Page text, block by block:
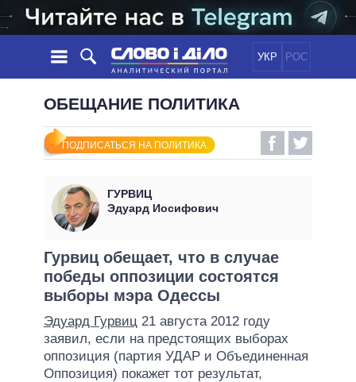
УКР РОС
НОВОСТИ
ЛЕНТА
СОБЫТИЯ
СТАТЬИ
МНЕНИЯ
ОБЗОРЫ
ДАЙДЖЕСТЫ
ПОЛИТИКА
ЭКОНОМИКА
МИР
ОБЕЩАНИЯ
ВСЕ ПОЛИТИКИ
ПРЕЗИДЕНТ И ОФИС
ВЕРХОВНАЯ РАДА
КАБИНЕТ МИНИСТРОВ
ГЛАВЫ ОБЛАДМИНИСТРАЦИЙ
МЭРЫ
ВСЕ ПЕРСОНЫ
ИНФОГРАФИКА
ПОДДЕРЖАТЬ
ОБЕЩАНИЕ ПОЛИТИКА
ПОДПИСАТЬСЯ НА ПОЛИТИКА
ГУРВИЦ
Эдуард Иосифович
Гурвиц обещает, что в случае
победы оппозиции состоятся
выборы мэра Одессы
Эдуард Гурвиц 21 августа 2012 году
заявил, если на предстоящих выборах
оппозиция (партия УДАР и Объединенная
Оппозиция) покажет тот результат,